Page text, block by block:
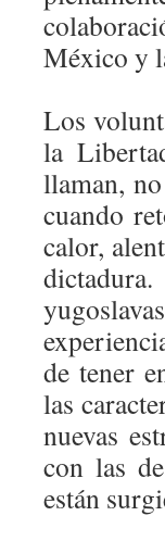
México y
Los
la
llaman,
cuando
calor,
de tener
las
nuevas
con las
están